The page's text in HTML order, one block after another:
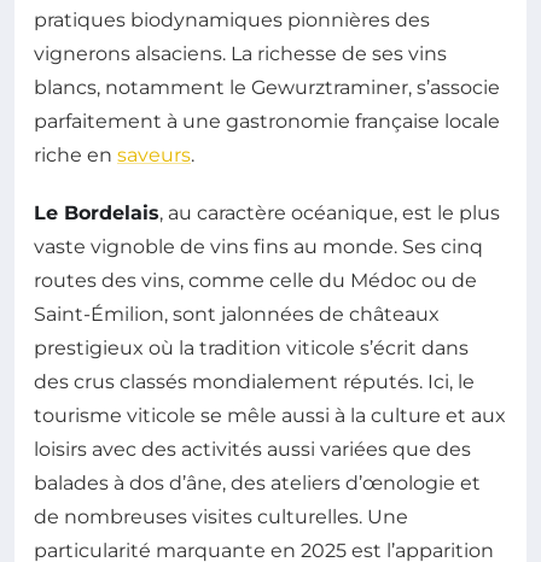
pratiques biodynamiques pionnières des
vignerons alsaciens. La richesse de ses vins
blancs, notamment le Gewurztraminer, s’associe
parfaitement à une gastronomie française locale
riche en saveurs.
Le Bordelais, au caractère océanique, est le plus
vaste vignoble de vins fins au monde. Ses cinq
routes des vins, comme celle du Médoc ou de
Saint-Émilion, sont jalonnées de châteaux
prestigieux où la tradition viticole s’écrit dans
des crus classés mondialement réputés. Ici, le
tourisme viticole se mêle aussi à la culture et aux
loisirs avec des activités aussi variées que des
balades à dos d’âne, des ateliers d’œnologie et
de nombreuses visites culturelles. Une
particularité marquante en 2025 est l’apparition